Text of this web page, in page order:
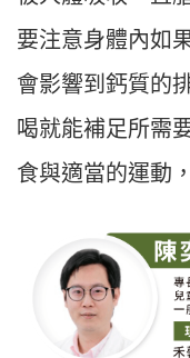
要注意身體內如
會影響到鈣質的
喝就能補足所需
食與適當的運動